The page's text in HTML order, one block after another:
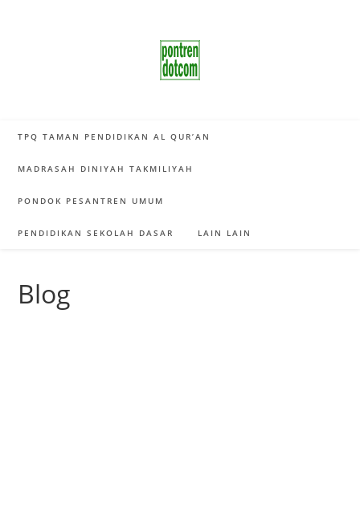
TPQ TAMAN PENDIDIKAN AL QUR’AN
MADRASAH DINIYAH TAKMILIYAH
PONDOK PESANTREN UMUM
PENDIDIKAN SEKOLAH DASAR LAIN LAIN
Blog